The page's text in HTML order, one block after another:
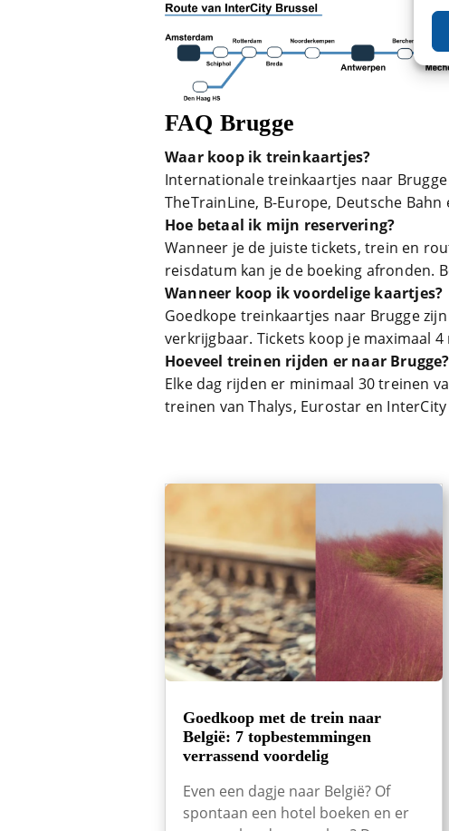
FAQ Brugge
Waar koop ik treinkaartjes?
Internationale treinkaartjes naar
TheTrainLine, B-Europe, Deutsche
Hoe betaal ik mijn reservering?
Wanneer je de juiste tickets, trein en
reisdatum kan je de boeking afronden.
Wanneer koop ik voordelige kaartjes?
Goedkope treinkaartjes naar Brugge
verkrijgbaar. Tickets koop je maximaal
Hoeveel treinen rijden er naar Brugge?
Elke dag rijden er minimaal 30 treinen
treinen van Thalys, Eurostar en InterCity
Goedkoop met de trein naar
België: 7 topbestemmingen
verrassend voordelig
Even een dagje naar België? Of
spontaan een hotel boeken en er